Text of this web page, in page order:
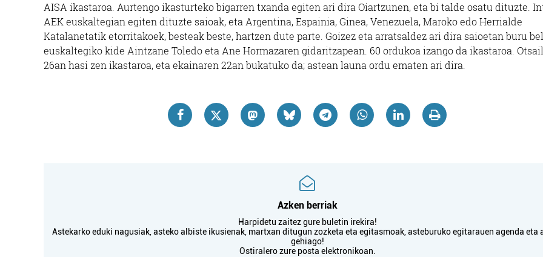
AISA ikastaroa. Aurtengo ikasturteko bigarren txanda egiten ari dira Oiartzunen, eta bi talde osatu dituzte.
AEK euskaltegian egiten dituzte saioak, eta Argentina, Espainia, Ginea, Venezuela, Maroko edo Herrialde
Katalanetatik etorritakoek, besteak beste, hartzen dute parte. Goizez eta arratsaldez ari dira saioetan buru
euskaltegiko kide Aintzane Toledo eta Ane Hormazaren gidaritzapean. 60 ordukoa izango da ikastaroa.
26an hasi zen ikastaroa, eta ekainaren 22an bukatuko da; astean launa ordu ematen ari dira.
Azken berriak
Harpidetu zaitez gure buletin irekira!
Astekarko eduki nagusiak, asteko albiste ikusienak, martxan ditugun zozketa eta egitasmoak, asteburuko egitarauen agenda eta
gehiago!
Ostiralero zure posta elektronikoan.